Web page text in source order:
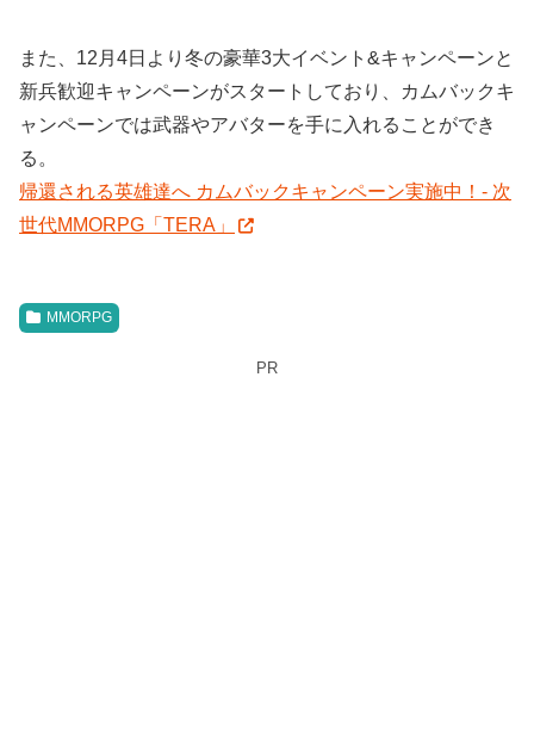
また、12月4日より冬の豪華3大イベント&キャンペーンと
新兵歓迎キャンペーンがスタートしており、カムバックキ
ャンペーンでは武器やアバターを手に入れることができ
る。
帰還される英雄達へ カムバックキャンペーン実施中！- 次
世代MMORPG「TERA」
MMORPG
PR